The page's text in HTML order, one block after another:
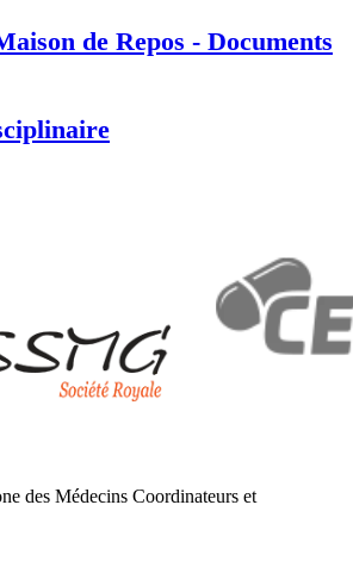
de Repos - Documents
des Médecins Coordinateurs et